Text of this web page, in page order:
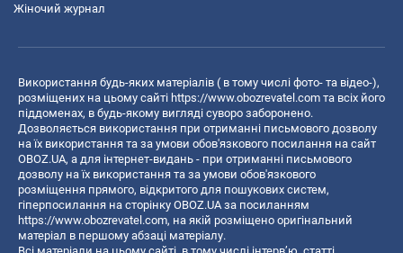
Жіночий журнал
Використання будь-яких матеріалів ( в тому числі фото- та відео-),
розміщених на цьому сайті https://www.obozrevatel.com та всіх його
піддоменах, в будь-якому вигляді суворо заборонено.
Дозволяється використання при отриманні письмового дозволу
на їх використання та за умови обов'язкового посилання на сайт
OBOZ.UA, а для інтернет-видань - при отриманні письмового
дозволу на їх використання та за умови обов'язкового
розміщення прямого, відкритого для пошукових систем,
гіперпосилання на сторінку OBOZ.UA за посиланням
https://www.obozrevatel.com, на якій розміщено оригінальний
матеріал в першому абзаці матеріалу.